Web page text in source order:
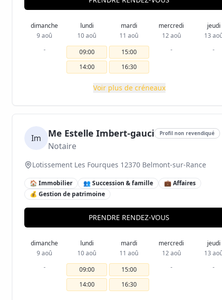
dimanche
9 aoû
-
lundi
10 aoû
09:00
14:00
mardi
11 aoû
15:00
16:30
mercredi
12 aoû
-
jeudi
13
-
Voir plus de créneaux
Im Me Estelle Imbert-gauci Profil non revendiqué
Notaire
Lotissement Les Fourques 12370 Belmont-sur-Rance
🏠 Immobilier 👥 Succession & famille
💼 Affaires
💰 Gestion de patrimoine
PRENDRE RENDEZ-VOUS
dimanche
9 aoû
-
lundi
10 aoû
09:00
14:00
mardi
11 aoû
15:00
16:30
mercredi
12 aoû
-
jeudi
13
-